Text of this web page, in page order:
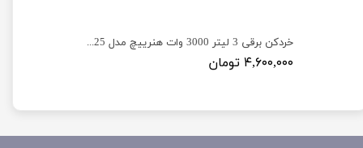
خردکن برقی 3 لیتر 3000 وات هنرییچ مدل HEINRICHS SL-2025
۴,۶۰۰,۰۰۰ تومان